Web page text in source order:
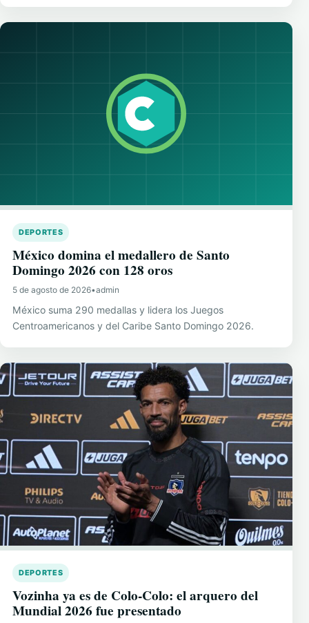
DEPORTES
México domina el medallero de Santo
Domingo 2026 con 128 oros
5 de agosto de 2026•admin
México suma 290 medallas y lidera los Juegos
Centroamericanos y del Caribe Santo Domingo 2026.
DEPORTES
Vozinha ya es de Colo-Colo: el arquero del
Mundial 2026 fue presentado